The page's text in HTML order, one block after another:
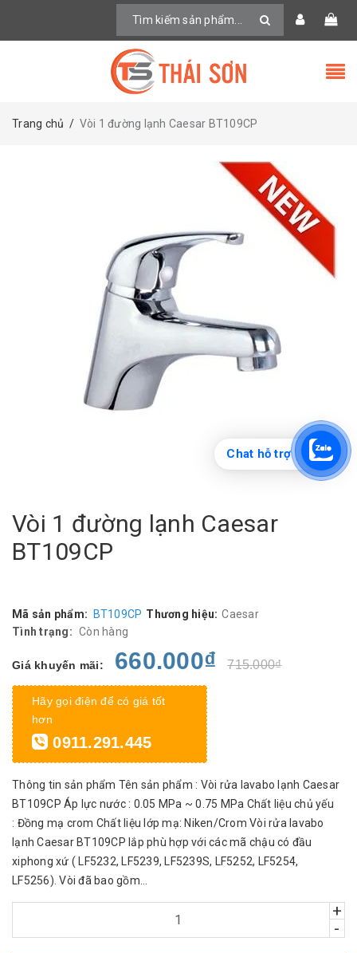
Trang chủ / Vòi 1 đường lạnh Caesar BT109CP
Vòi 1 đường lạnh Caesar
BT109CP
Mã sản phẩm: BT109CP Thương hiệu: Caesar
Tình trạng: Còn hàng
Giá khuyến mãi: 660.000₫ 715.000₫
Hãy gọi điện để có giá tốt
hơn
0911.291.445
Thông tin sản phẩm Tên sản phẩm : Vòi rửa lavabo lạnh Caesar
BT109CP Áp lực nước : 0.05 MPa ~ 0.75 MPa Chất liệu chủ yếu
: Đồng mạ crom Chất liệu lớp mạ: Niken/Crom Vòi rửa lavabo
lạnh Caesar BT109CP lắp phù hợp với các mã chậu có đầu
xiphong xứ ( LF5232, LF5239, LF5239S, LF5252, LF5254,
LF5256). Vòi đã bao gồm...
+
-
Chat hỗ trợ